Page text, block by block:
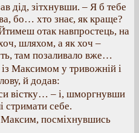
дід, зітхнувши. – Я б тебе
бо… хто знає, як краще?
отак навпростець, на
шляхом, а як хоч –
там позаливало вже…
Максимом у тривожній і
й додав:
вістку… – і, шморгнувши
стримати себе.
посміхнувшись